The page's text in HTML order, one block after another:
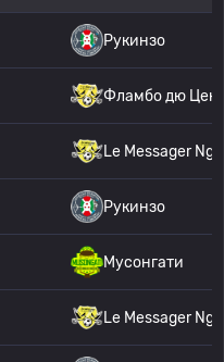
Рукинзо
Фламбо дю
Le Messager
Рукинзо
Мусонгати
Le Messager